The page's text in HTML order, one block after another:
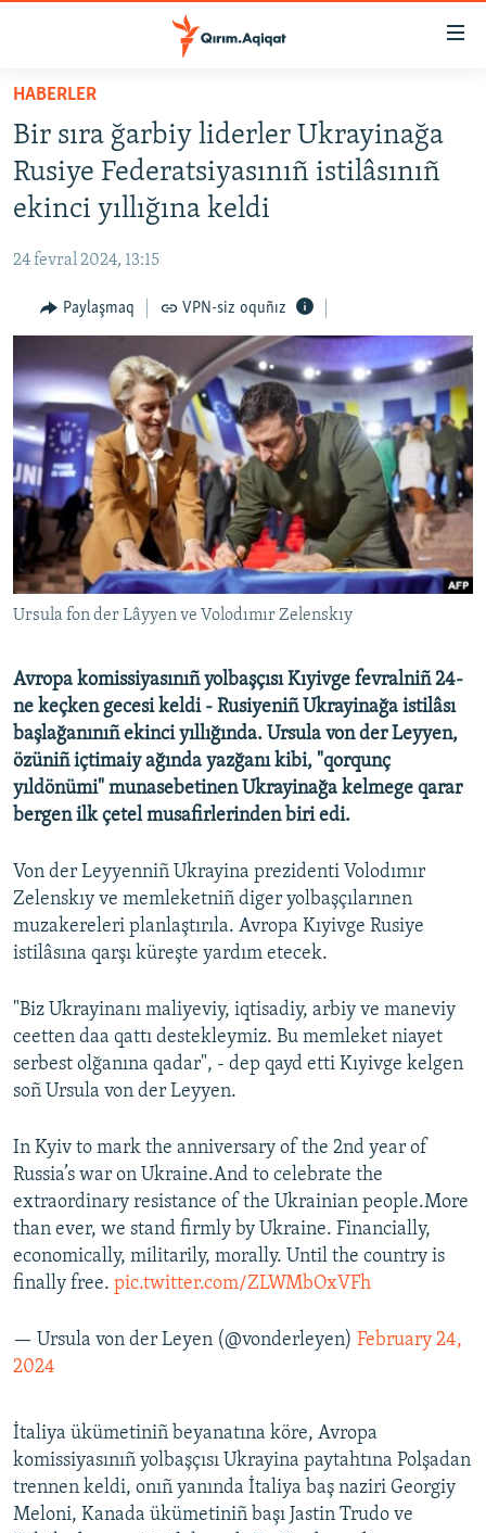
Esas
qaytmaq
Baş
navigatsiyağa
qaytmaq
Qıdıruvğa
İQTİSADİYAT
MEDENİYET
İNSAN AQLARI
SÜRET
BLOGLAR
FİKİR
Русский
Українською
QOŞULIÑIZ!
RFE/RS bütün saytları
HABERLER
Bir sıra ğarbiy liderler Ukrayinağa
Rusiye Federatsiyasınıñ istilâsınıñ
ekinci yıllığına keldi
24 fevral 2024, 13:15
Paylaşmaq VPN-siz oquñız
Ursula fon der Lâyyen ve Volodımır Zelenskıy
Avropa komissiyasınıñ yolbaşçısı Kıyivge fevralniñ 24-
ne keçken gecesi keldi - Rusiyeniñ Ukrayinağa istilâsı
başlağanınıñ ekinci yıllığında. Ursula von der Leyyen,
özüniñ içtimaiy ağında yazğanı kibi, "qorqunç
yıldönümi" munasebetinen Ukrayinağa kelmege qarar
bergen ilk çetel musafirlerinden biri edi.
Von der Leyyenniñ Ukrayina prezidenti Volodımır
Zelenskıy ve memleketniñ diger yolbaşçılarınen
muzakereleri planlaştırıla. Avropa Kıyivge Rusiye
istilâsına qarşı küreşte yardım etecek.
"Biz Ukrayinanı maliyeviy, iqtisadiy, arbiy ve maneviy
ceetten daa qattı destekleymiz. Bu memleket niayet
serbest olğanına qadar", - dep qayd etti Kıyivge kelgen
soñ Ursula von der Leyyen.
In Kyiv to mark the anniversary of the 2nd year of
Russia’s war on Ukraine.And to celebrate the
extraordinary resistance of the Ukrainian people.More
than ever, we stand firmly by Ukraine. Financially,
economically, militarily, morally. Until the country is
finally free. pic.twitter.com/ZLWMbOxVFh
— Ursula von der Leyen (@vonderleyen) February 24,
2024
İtaliya ükümetiniñ beyanatına köre, Avropa
komissiyasınıñ yolbaşçısı Ukrayina paytahtına Polşadan
trennen keldi, onıñ yanında İtaliya baş naziri Georgiy
Meloni, Kanada ükümetiniñ başı Jastin Trudo ve